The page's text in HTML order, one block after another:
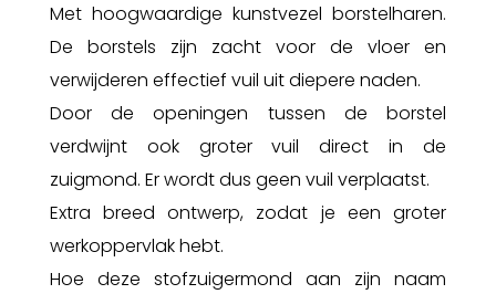
Met hoogwaardige kunstvezel borstelharen.
De borstels zijn zacht voor de vloer en
verwijderen effectief vuil uit diepere naden.
Door de openingen tussen de borstel
verdwijnt ook groter vuil direct in de
zuigmond. Er wordt dus geen vuil verplaatst.
Extra breed ontwerp, zodat je een groter
werkoppervlak hebt.
Hoe deze stofzuigermond aan zijn naam